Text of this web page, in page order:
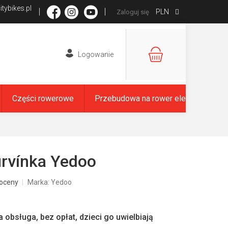
PLN
Zaloguj się
KOSZYK
Części rowerowe Przebudowa na rower elektryczny
obsługa, bez opłat, dzieci go uwielbiają
Yedoo
Marka: Yedoo